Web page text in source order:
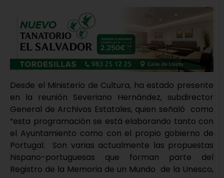
Desde el Ministerio de Cultura, ha estado presente
en la reunión Severiano Hernández, subdirector
General de Archivos Estatales, quien señaló como
“esta programación se está elaborando tanto con
el Ayuntamiento como con el propio gobierno de
Portugal. Son varias actualmente las propuestas
hispano-portuguesas que forman parte del
Registro de la Memoria de un Mundo de la Unesco,